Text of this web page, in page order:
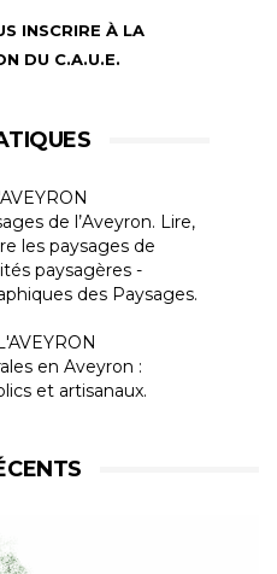
INSCRIRE À LA
DU C.A.U.E.
de l’Aveyron. Lire,
les paysages de
paysagères -
des Paysages.
en Aveyron :
et artisanaux.